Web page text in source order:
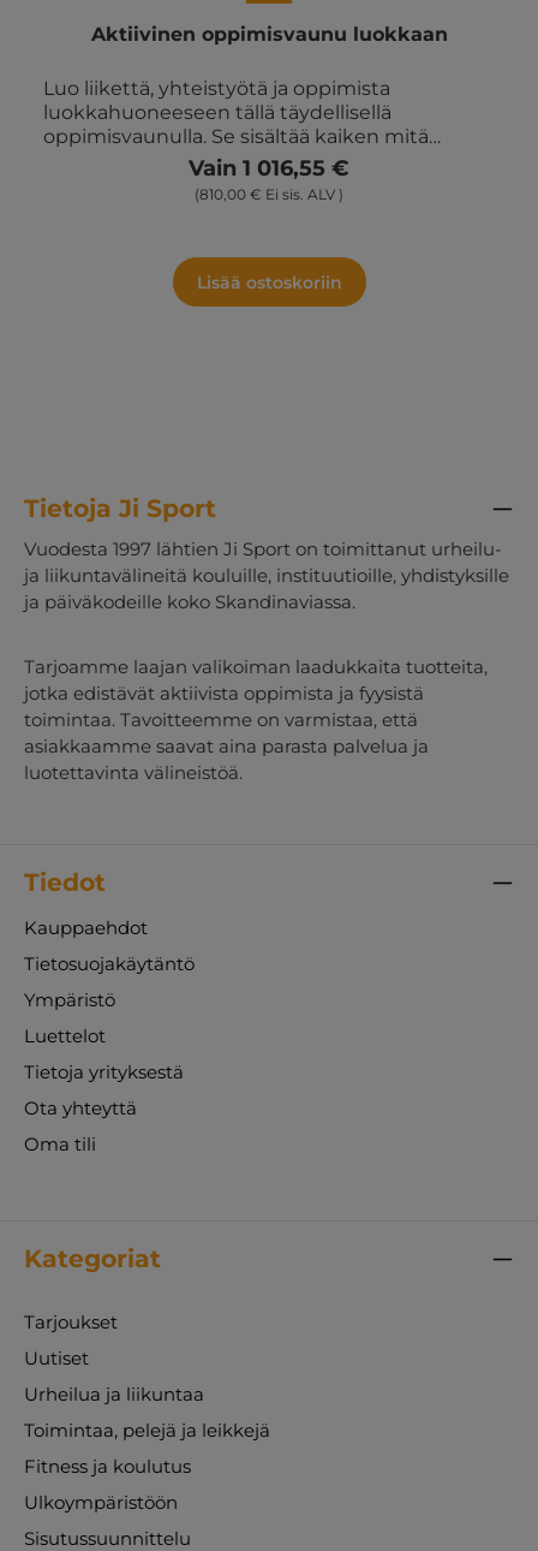
Aktiivinen oppimisvaunu luokkaan
Luo liikettä, yhteistyötä ja oppimista
luokkahuoneeseen tällä täydellisellä
oppimisvaunulla. Se sisältää kaiken mitä
tarvitsette aktiivisiin oppimisharjoituksiin
arjessa. Valmis otettavaksi esiin, kun
opetukseen halutaan lisää energiaa ja
aakkosnoppaa 12 kpl tennispalloa kuvioilla 15
Vain 1 016,55 €
(810,00 € Ei sis. ALV )
Lisää ostoskoriin
Tietoja Ji Sport
Vuodesta 1997 lähtien Ji Sport on toimittanut urheilu-
ja liikuntavälineitä kouluille, instituutioille, yhdistyksille
ja päiväkodeille koko Skandinaviassa.
Tarjoamme laajan valikoiman laadukkaita tuotteita,
jotka edistävät aktiivista oppimista ja fyysistä
toimintaa. Tavoitteemme on varmistaa, että
asiakkaamme saavat aina parasta palvelua ja
luotettavinta välineistöä.
Tiedot
Kauppaehdot
Tietosuojakäytäntö
Ympäristö
Luettelot
Tietoja yrityksestä
Ota yhteyttä
Oma tili
Kategoriat
Tarjoukset
Uutiset
Urheilua ja liikuntaa
Toimintaa, pelejä ja leikkejä
Fitness ja koulutus
Ulkoympäristöön
Sisutussuunnittelu